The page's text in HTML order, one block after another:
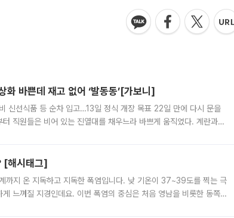
바쁜데 재고 없어 ‘발동동’[가보니]
신선식품 등 순차 입고…13일 정식 개장 목표 22일 만에 다시 문을
직원들은 비어 있는 진열대를 채우느라 바쁘게 움직였다. 계란과
[해시태그]
까지 온 지독하고 지독한 폭염입니다. 낮 기온이 37~39도를 찍는 극
느껴질 지경인데요. 이번 폭염의 중심은 처음 영남을 비롯한 동쪽